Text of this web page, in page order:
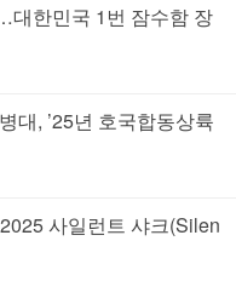
대한민국 1번 잠수함 장
대, ’25년 호국합동상륙
사일런트 샤크(Silen